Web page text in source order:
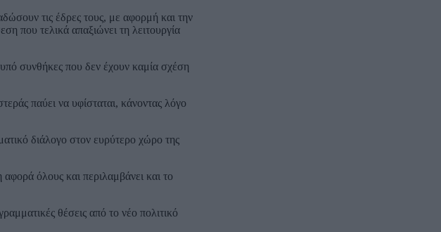
τις έδρες τους, με αφορμή και την
που τελικά απαξιώνει τη λειτουργία
συνθήκες που δεν έχουν καμία σχέση
παύει να υφίσταται, κάνοντας λόγο
διάλογο στον ευρύτερο χώρο της
όλους και περιλαμβάνει και το
θέσεις από το νέο πολιτικό